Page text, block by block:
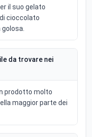
il suo gelato
cioccolato
da trovare nei
prodotto molto
maggior parte dei